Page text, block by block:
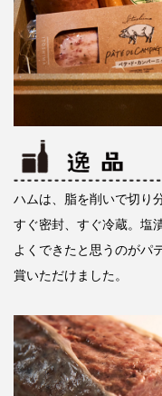
ハムは、脂を削いで切り
すぐ密封、すぐ冷蔵。塩
よくできたと思うのがパ
賞いただけました。